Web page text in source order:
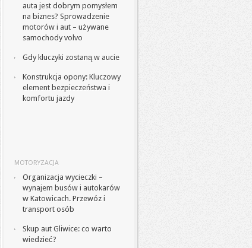
auta jest dobrym pomysłem
na biznes? Sprowadzenie
motorów i aut – używane
samochody volvo
Gdy kluczyki zostaną w aucie
Konstrukcja opony: Kluczowy
element bezpieczeństwa i
komfortu jazdy
MOTORYZACJA
Organizacja wycieczki –
wynajem busów i autokarów
w Katowicach. Przewóz i
transport osób
Skup aut Gliwice: co warto
wiedzieć?